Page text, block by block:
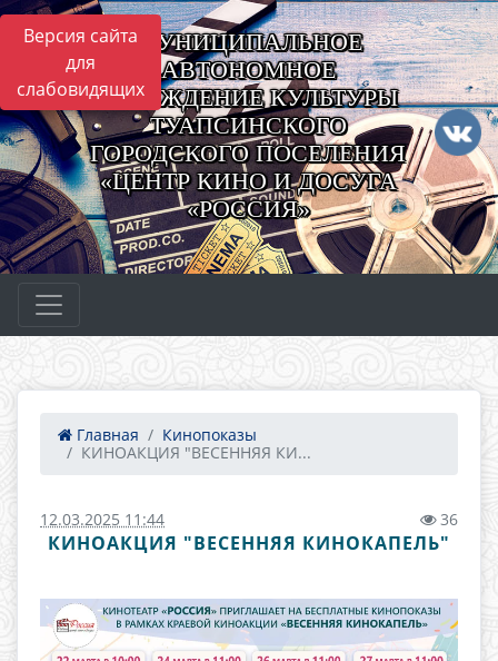
Версия сайта
для
слабовидящих
МУНИЦИПАЛЬНОЕ
АВТОНОМНОЕ
УЧРЕЖДЕНИЕ КУЛЬТУРЫ
ТУАПСИНСКОГО
ГОРОДСКОГО ПОСЕЛЕНИЯ
«ЦЕНТР КИНО И ДОСУГА
«РОССИЯ»
Главная
Кинопоказы
КИНОАКЦИЯ "ВЕСЕННЯЯ КИ...
12.03.2025 11:44 36
КИНОАКЦИЯ "ВЕСЕННЯЯ КИНОКАПЕЛЬ"